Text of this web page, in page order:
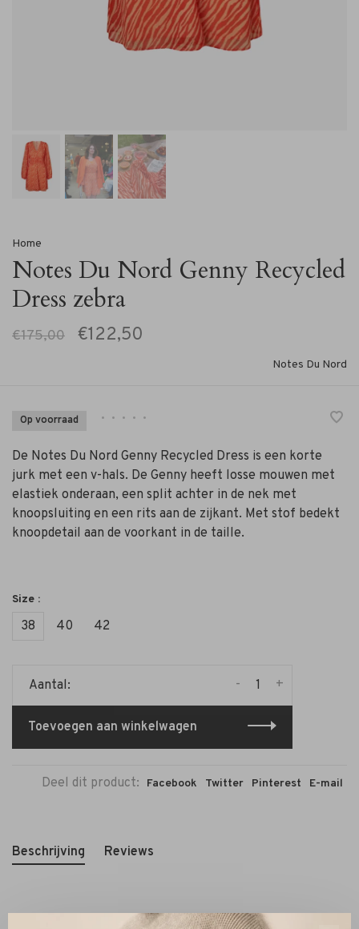
Home
Notes Du Nord Genny Recycled
Dress zebra
€175,00 €122,50
Notes Du Nord
Op voorraad • • • • •
De Notes Du Nord Genny Recycled Dress is een korte
jurk met een v-hals. De Genny heeft losse mouwen met
elastiek onderaan, een split achter in de nek met
knoopsluiting en een rits aan de zijkant. Met stof bedekt
knoopdetail aan de voorkant in de taille.
Size :
38 40 42
Aantal: +
-
Toevoegen aan winkelwagen
Deel dit product: Facebook Twitter Pinterest E-mail
Beschrijving Reviews